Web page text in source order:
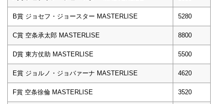
B賞 ジョセフ・ジョースター MASTERLISE 5280
C賞 空条承太郎 MASTERLISE 8800
D賞 東方仗助 MASTERLISE 5500
E賞 ジョルノ・ジョバァーナ MASTERLISE 4620
F賞 空条徐倫 MASTERLISE 3520